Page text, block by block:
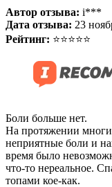
Автор отзыва: i***
Дата отзыва: 23
Рейтинг: ⭐⭐⭐⭐⭐
Боли больше нет.
На протяжении
неприятные боли и
время было
что-то нереальное.
топами кое-как.